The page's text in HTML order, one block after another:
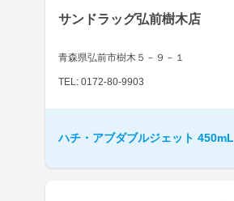
サンドラッグ弘前樹木店
青森県弘前市樹木５－９－１
TEL: 0172-80-9903
ハチ・アブダブルジェット 450mL